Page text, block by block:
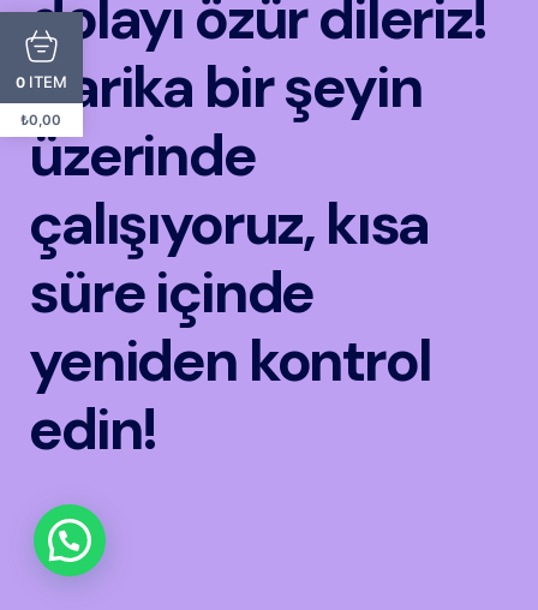
dolayı özür dileriz!
Harika bir şeyin
üzerinde
çalışıyoruz, kısa
süre içinde
yeniden kontrol
edin!
0 ITEM
₺0,00